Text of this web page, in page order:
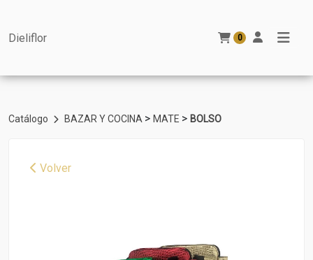
Dieliflor 0
Catálogo BAZAR Y COCINA > MATE > BOLSO
Volver